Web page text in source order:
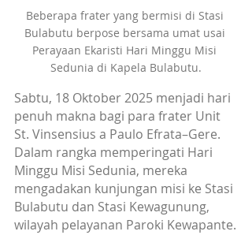
Beberapa frater yang bermisi di Stasi
Bulabutu berpose bersama umat usai
Perayaan Ekaristi Hari Minggu Misi
Sedunia di Kapela Bulabutu.
Sabtu, 18 Oktober 2025 menjadi hari
penuh makna bagi para frater Unit
St. Vinsensius a Paulo Efrata–Gere.
Dalam rangka memperingati Hari
Minggu Misi Sedunia, mereka
mengadakan kunjungan misi ke Stasi
Bulabutu dan Stasi Kewagunung,
wilayah pelayanan Paroki Kewapante.